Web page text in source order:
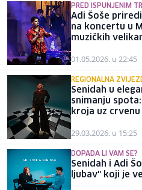
PRED ISPUNJENIM
Adi Šoše
na koncertu u
muzičkih
01.05.2026. u 22:45
REGIONALNA
Senidah u
snimanju
kroja uz
29.03.2026. u 15:25
DOPADA LI VAM SE?
Senidah i Adi
ljubav" koji je